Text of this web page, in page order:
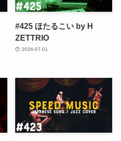
#425 ほたるこい by H
ZETTRIO
2026-07-01